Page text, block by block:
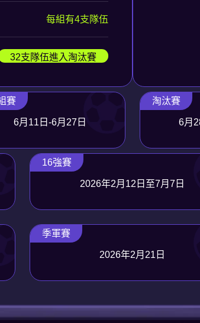
每組有4支隊伍
32支隊伍進入淘汰賽
賽
6月11日-6月27日
淘汰賽
6月
16強賽
2026年2月12日至7月7日
季軍賽
2026年2月21日